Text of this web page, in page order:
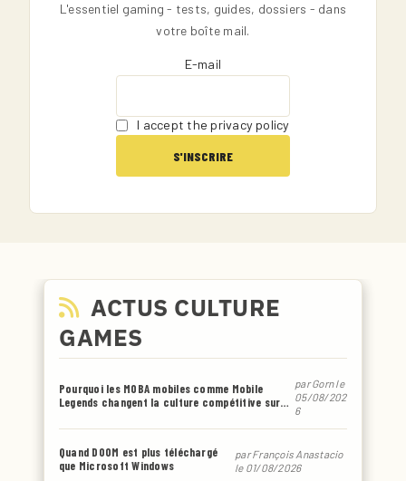
L'essentiel gaming - tests, guides, dossiers - dans
votre boîte mail.
E-mail
I accept the privacy policy
ACTUS CULTURE
GAMES
Pourquoi les MOBA mobiles comme Mobile
Legends changent la culture compétitive sur
parGornle
05/08/202
6
Quand DOOM est plus téléchargé
que Microsoft Windows
parFrançois Anastacio
le 01/08/2026